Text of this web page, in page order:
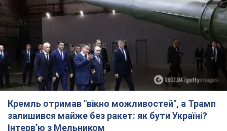
Кремль отримав "вікно можливостей", а Трамп
залишився майже без ракет: як бути Україні?
Інтерв’ю з Мельником